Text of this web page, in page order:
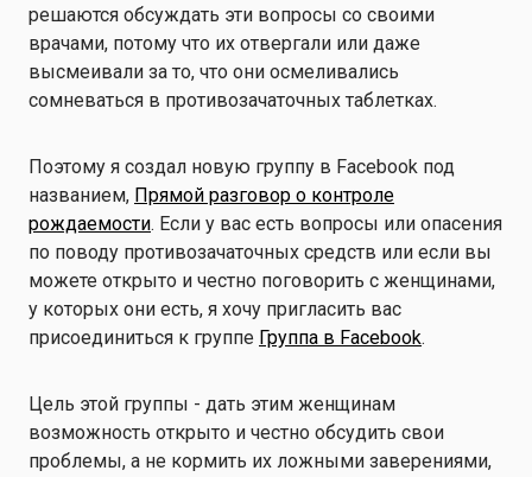
решаются обсуждать эти вопросы со своими
врачами, потому что их отвергали или даже
высмеивали за то, что они осмеливались
сомневаться в противозачаточных таблетках.
Поэтому я создал новую группу в Facebook под
названием, Прямой разговор о контроле
рождаемости. Если у вас есть вопросы или опасения
по поводу противозачаточных средств или если вы
можете открыто и честно поговорить с женщинами,
у которых они есть, я хочу пригласить вас
присоединиться к группе Группа в Facebook.
Цель этой группы - дать этим женщинам
возможность открыто и честно обсудить свои
проблемы, а не кормить их ложными заверениями,